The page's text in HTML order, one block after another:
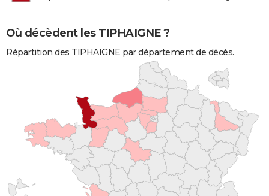
Où décèdent les TIPHAIGNE ?
Répartition des TIPHAIGNE par département de décès.